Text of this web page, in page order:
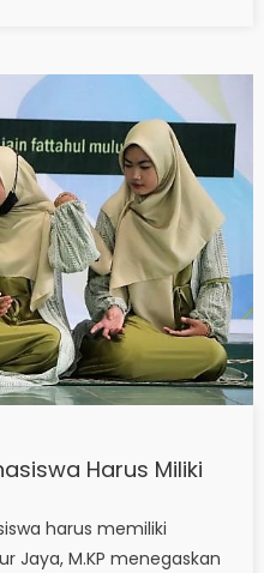
Harus Miliki
harus memiliki
Jaya, M.KP menegaskan